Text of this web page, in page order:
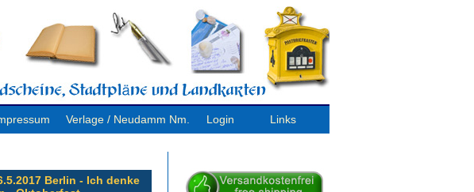
Verlage / Neudamm Nm. Login Links
Berlin - Ich denke